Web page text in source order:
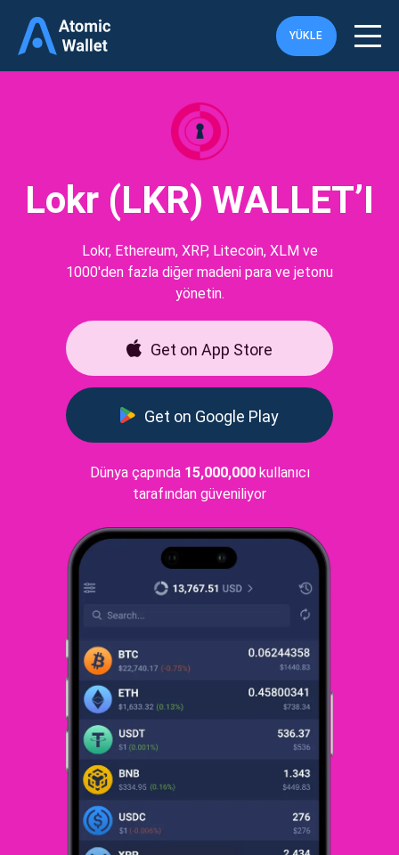
YÜKLE
Lokr (LKR) WALLET’I
Lokr, Ethereum, XRP, Litecoin, XLM ve
1000'den fazla diğer madeni para ve jetonu
yönetin.
Get on App Store
Get on Google Play
Dünya çapında 15,000,000kullanıcı
tarafından güveniliyor